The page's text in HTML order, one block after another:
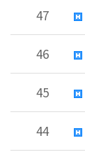
47
46
45
44